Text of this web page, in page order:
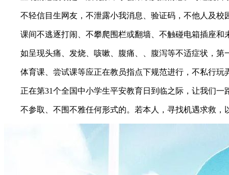
不轻信目生网友，不泄露小我消息、验证码，不他人及校
课间不逃逐打闹、不攀爬围栏或翻墙、不触碰电箱插座和
如呈现头痛、发烧、咳嗽、腹痛、、腹泻等不适症状，第
体育课、尝试课等应正在教员指点下规范进行，不私行玩
正在第31个全国中小学生平安教育日到临之际，让我们一
不参取、不围不雅任何形式的。若本人，寻找机遇求救，